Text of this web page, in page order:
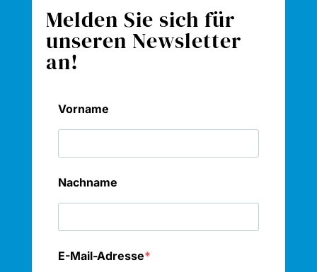
Melden Sie sich für
unseren Newsletter
an!
Vorname
Nachname
E-Mail-Adresse